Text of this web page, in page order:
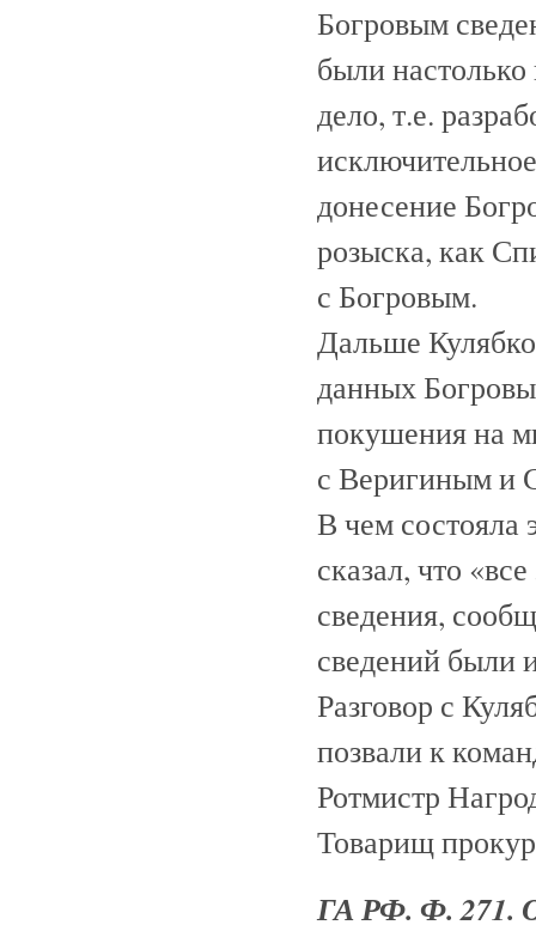
Богровым
были
дело, т.е.
донесение
розыска, как
с Богровым.
Дальше
данных
покушения на
с Веригиным и
В чем состояла
сказал, что
сведения,
сведений были
Разговор с
позвали к
Ротмистр
Товарищ
ГА РФ. Ф. 271.